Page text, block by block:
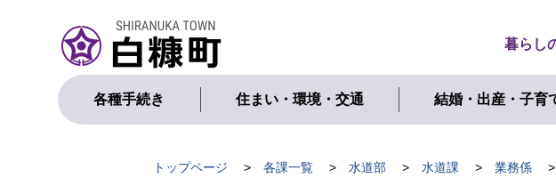
メ
ニ
ュ
ー
暮らし
各種手続き 住まい・環境・交通 結婚・出産・子育
現
トップページ 各課一覧 水道部 水道課 業務係